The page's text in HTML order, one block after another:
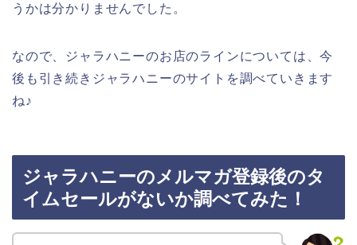
うかは分かりませんでした。
なので、ジャラハニーのお店のラインについては、今
後も引き続きジャラハニーのサイトを調べていきます
ね♪
ジャラハニーのメルマガ登録後のタ
イムセールがないか調べてみた！